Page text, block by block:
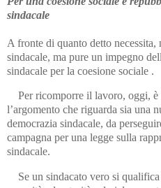
sindacale
A fronte di quanto detto
sindacale, ma pure un impegno
sindacale per la coesione sociale .
Per ricomporre il lavoro, oggi, è
l’argomento che riguarda sia una
democrazia sindacale, da
campagna per una legge sulla
sindacale.
Se un sindacato vero si qualifica